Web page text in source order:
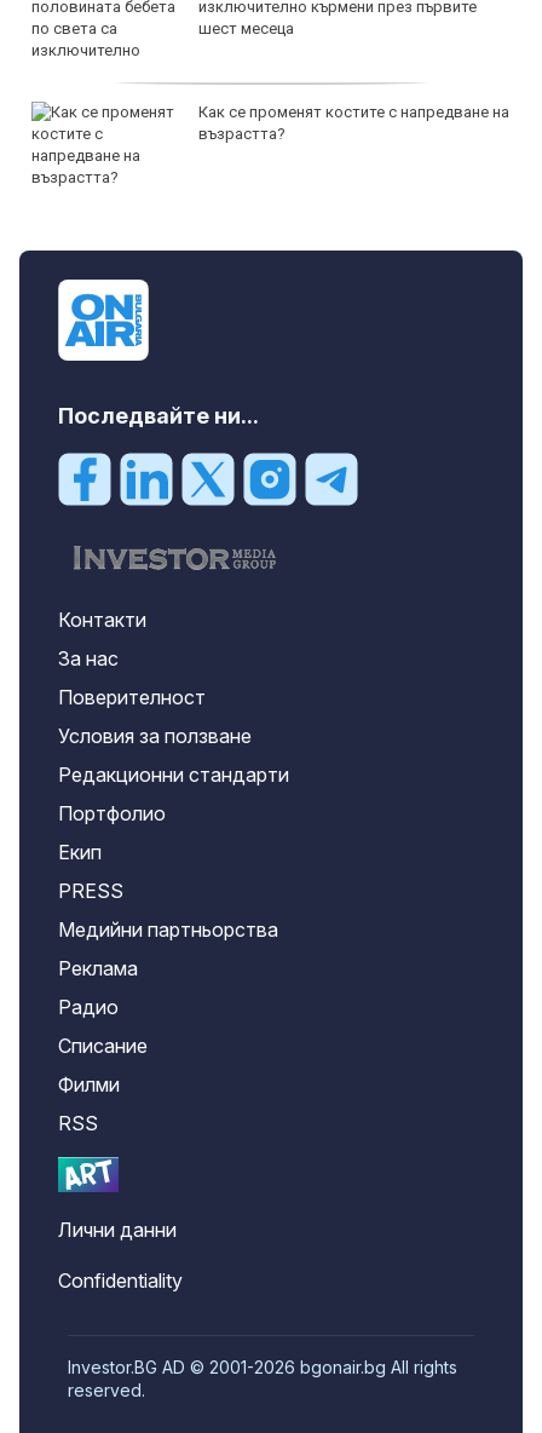
изключително кърмени през първите
шест месеца
Как се променят костите с напредване на
възрастта?
Последвайте ни...
Контакти
За нас
Поверителност
Условия за ползване
Редакционни стандарти
Портфолио
Екип
PRESS
Медийни партньорства
Реклама
Радио
Списание
Филми
RSS
Лични данни
Confidentiality
Investor.BG AD © 2001-2026 bgonair.bg All rights
reserved.